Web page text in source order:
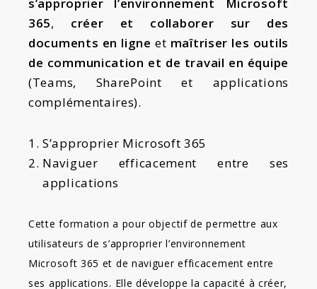
365, créer et collaborer sur des
documents en ligne et maîtriser les outils
de communication et de travail en équipe
(Teams, SharePoint et applications
complémentaires).
S’approprier Microsoft 365
Naviguer efficacement entre ses
applications
Cette formation a pour objectif de permettre aux
utilisateurs de s’approprier l’environnement
Microsoft 365 et de naviguer efficacement entre
ses applications. Elle développe la capacité à créer,